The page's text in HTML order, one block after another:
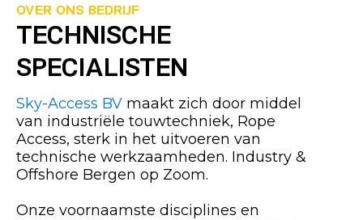
OVER ONS BEDRIJF
TECHNISCHE
SPECIALISTEN
Sky-Access BV maakt zich door middel
van industriële touwtechniek, Rope
Access, sterk in het uitvoeren van
technische werkzaamheden. Industry &
Offshore Bergen op Zoom.
Onze voornaamste disciplines en